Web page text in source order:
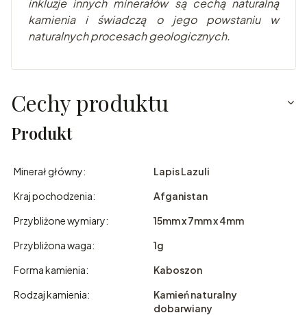
kamienia i świadczą o jego powstaniu w
naturalnych procesach geologicznych.
Cechy produktu
Produkt
Minerał główny:
Lapis Lazuli
Kraj pochodzenia:
Afganistan
Przybliżone wymiary:
15mm x 7mm x 4mm
Przybliżona waga:
1g
Forma kamienia:
Kaboszon
Rodzaj kamienia:
Kamień naturalny
dobarwiany